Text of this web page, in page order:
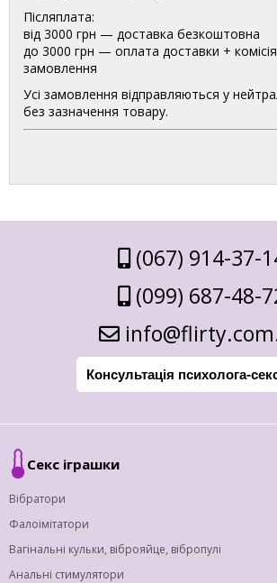
Післяплата:
від 3000 грн — доставка безкоштовна
до 3000 грн — оплата доставки +
замовлення
Усі замовлення відправляються у
без зазначення товару.
(067) 914-37-
(099) 687-48-
Консультація психолога-
Секс іграшки
Вібратори
Фалоімітатори
Вагінальні кульки, віброяйце, вібропулі
Анальні стимулятори